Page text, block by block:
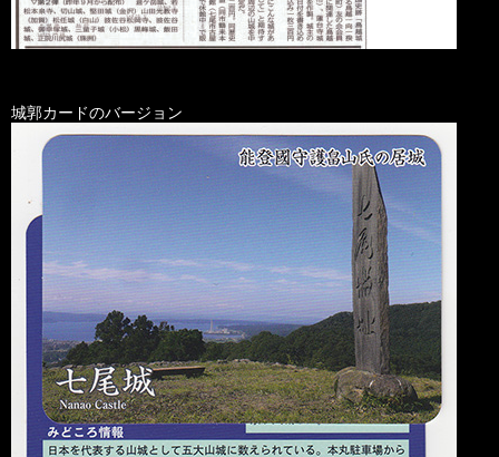
城郭カードのバージョン